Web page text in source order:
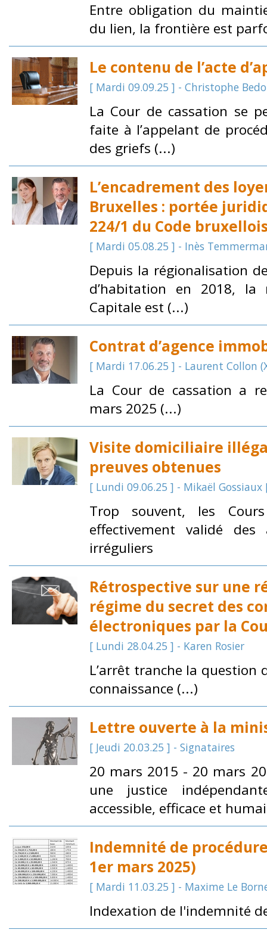
Entre obligation du
du lien, la frontière est
Le contenu de l’acte
[ Mardi 09.09.25 ] - Christophe
La Cour de cassation se
faite à l’appelant de
des griefs (...)
L’encadrement des
Bruxelles : portée
224/1 du Code
[ Mardi 05.08.25 ] - Inès
Depuis la régionalisation
d’habitation en 2018, la
Capitale est (...)
Contrat d’agence
[ Mardi 17.06.25 ] - Laurent Collon
La Cour de cassation a
mars 2025 (...)
Visite domiciliaire
preuves obtenues
[ Lundi 09.06.25 ] - Mikaël
Trop souvent, les
effectivement validé des
irréguliers
Rétrospective sur une
régime du secret des
électroniques par la
[ Lundi 28.04.25 ] - Karen Rosier
L’arrêt tranche la question
connaissance (...)
Lettre ouverte à la
[ Jeudi 20.03.25 ] - Signataires
20 mars 2015 - 20 mars
une justice
accessible, efficace et
Indemnité de
1er mars 2025)
[ Mardi 11.03.25 ] - Maxime Le
Indexation de l'indemnité